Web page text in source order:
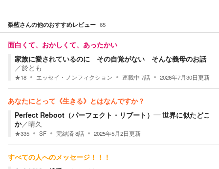
梨藍さんの他のおすすめレビュー 65
面白くて、おかしくて、あったかい
家族に愛されているのに その自覚がない そんな義母のお話
／於とも
★18 エッセイ・ノンフィクション 連載中 7話 2026年7月30日更新
あなたにとって《生きる》とはなんですか？
Perfect Reboot（パーフェクト・リブート）― 世界に似たどこ
か／晴久
★335 SF 完結済8話 2025年5月2日更新
すべての人へのメッセージ！！！